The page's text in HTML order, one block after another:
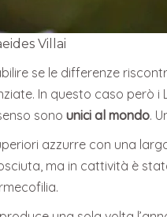
Villai
se le differenze
In questo caso però i
sono unici al mondo.
azzurre con una
ma in cattività è